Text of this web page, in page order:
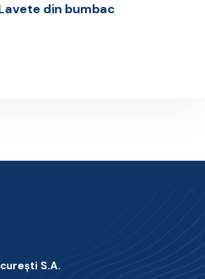
din bumbac
S.A.